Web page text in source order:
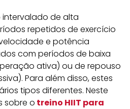
intervalado de alta
repetidos de exercício
e potência
com períodos de baixa
ativa) ou de repouso
Para além disso, estes
tipos diferentes. Neste
sobre o treino HIIT para